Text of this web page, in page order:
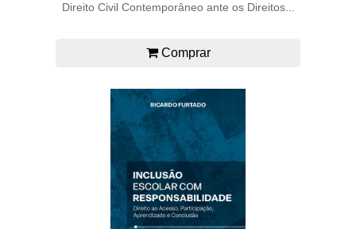
Direito Civil Contemporâneo ante os Direitos...
Comprar